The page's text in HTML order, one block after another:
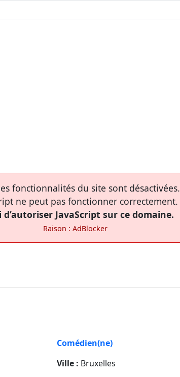
fonctionnalités du site sont désactivées.
ne peut pas fonctionner correctement.
d’autoriser JavaScript sur ce domaine.
Raison : AdBlocker
Comédien(ne)
Ville : Bruxelles